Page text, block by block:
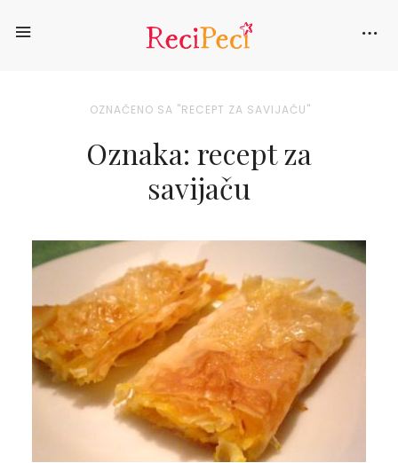
OZNAČENO SA "RECEPT ZA SAVIJAČU"
Oznaka: recept za
savijaču